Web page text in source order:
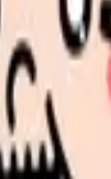
在地と、年収を上げる余
ます
す求人票へ改善します。